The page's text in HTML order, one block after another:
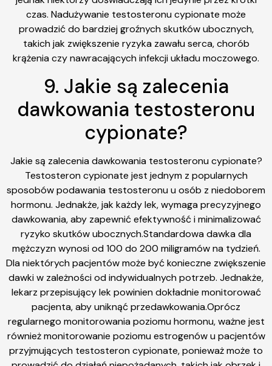
czas. Nadużywanie testosteronu cypionate może
prowadzić do bardziej groźnych skutków ubocznych,
takich jak zwiększenie ryzyka zawału serca, chorób
krążenia czy nawracających infekcji układu moczowego.
9. Jakie są zalecenia
dawkowania testosteronu
cypionate?
Jakie są zalecenia dawkowania testosteronu cypionate?
Testosteron cypionate jest jednym z popularnych
sposobów podawania testosteronu u osób z niedoborem
hormonu. Jednakże, jak każdy lek, wymaga precyzyjnego
dawkowania, aby zapewnić efektywność i minimalizować
ryzyko skutków ubocznych.Standardowa dawka dla
mężczyzn wynosi od 100 do 200 miligramów na tydzień.
Dla niektórych pacjentów może być konieczne zwiększenie
dawki w zależności od indywidualnych potrzeb. Jednakże,
lekarz przepisujący lek powinien dokładnie monitorować
pacjenta, aby uniknąć przedawkowania.Oprócz
regularnego monitorowania poziomu hormonu, ważne jest
również monitorowanie poziomu estrogenów u pacjentów
przyjmujących testosteron cypionate, ponieważ może to